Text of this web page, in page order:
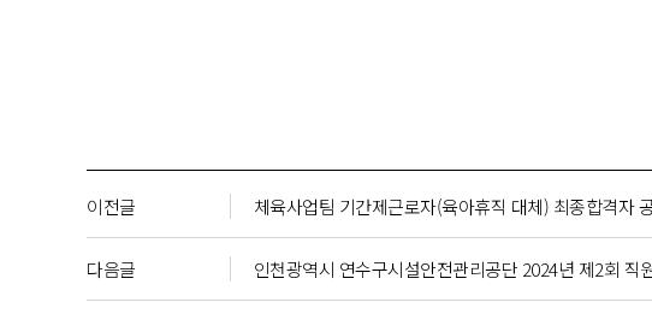
이전글 체육사업팀 기간제근로자(육아휴직 대체) 최종합격자
다음글 인천광역시 연수구시설안전관리공단 2024년 제2회